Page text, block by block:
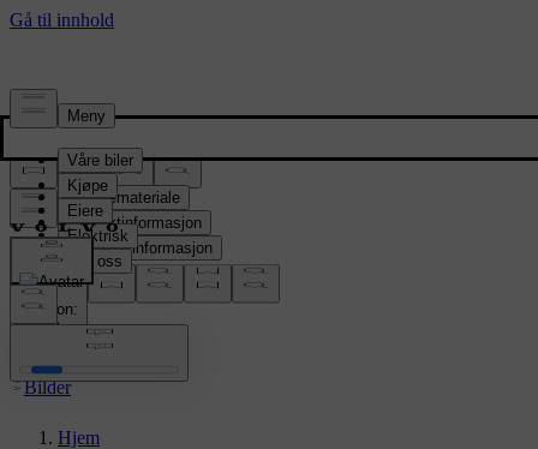
Presserom
Pressemateriale
Produktinformasjon
Selskapsinformasjon
Mediekontakter
location:
NO
Bilder
Hjem